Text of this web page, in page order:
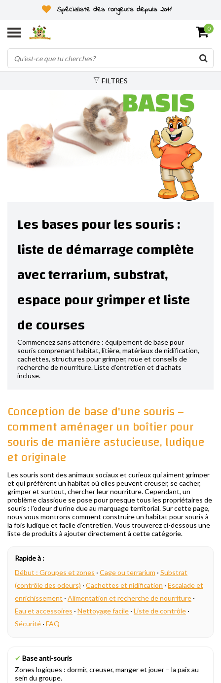
Spécialiste des rongeurs depuis 2011
0
FILTRES
Les bases pour les souris :
liste de démarrage complète
avec terrarium, substrat,
espace pour grimper et liste
de courses
Commencez sans attendre : équipement de base pour
souris comprenant habitat, litière, matériaux de nidification,
cachettes, structures pour grimper, roue et conseils de
recherche de nourriture. Liste d’entretien et d’achats
incluse.
Conception de base d'une souris –
comment aménager un boîtier pour
souris de manière astucieuse, ludique
et originale
Les souris sont des animaux sociaux et curieux qui aiment grimper
et qui préfèrent un habitat où elles peuvent creuser, se cacher,
grimper et surtout, chercher leur nourriture. Cependant, un
problème classique se pose pour presque tous les propriétaires de
souris : l’odeur d’urine due au marquage territorial. Sur cette page,
nous vous montrons comment construire un habitat pour souris à
la fois ludique et facile d’entretien. Vous trouverez ci-dessous une
liste de produits à ajouter directement à cette catégorie.
Rapide à :
Début : Groupes et zones · Cage ou terrarium · Substrat
(contrôle des odeurs) · Cachettes et nidification · Escalade et
enrichissement · Alimentation et recherche de nourriture ·
Eau et accessoires · Nettoyage facile · Liste de contrôle ·
Sécurité · FAQ
✔ Base anti-souris
Zones logiques : dormir, creuser, manger et jouer – la paix au
sein du groupe.